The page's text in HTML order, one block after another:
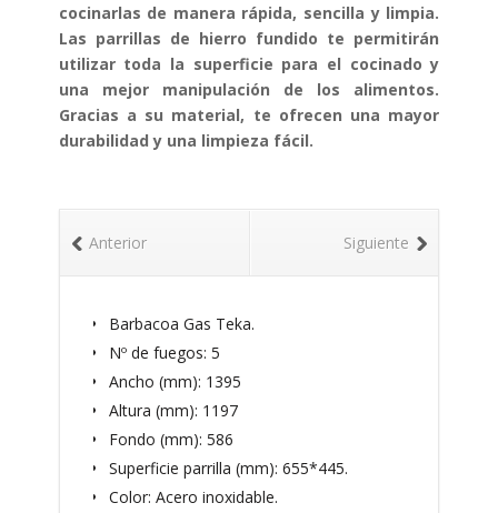
cocinarlas de manera rápida, sencilla y limpia.
Las parrillas de hierro fundido te permitirán
utilizar toda la superficie para el cocinado y
una mejor manipulación de los alimentos.
Gracias a su material, te ofrecen una mayor
durabilidad y una limpieza fácil.
Siguiente
Anterior
Barbacoa Gas Teka.
Nº de fuegos: 5
Ancho (mm): 1395
Altura (mm): 1197
Fondo (mm): 586
Superficie parrilla (mm): 655*445.
Color: Acero inoxidable.